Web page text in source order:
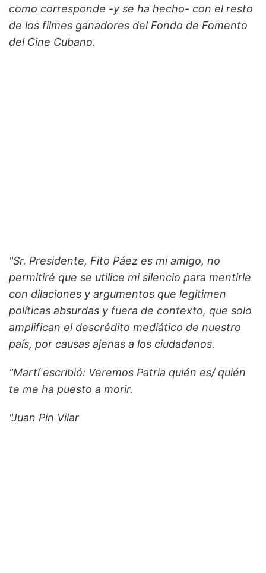
como corresponde -y se ha hecho- con el resto
de los filmes ganadores del Fondo de Fomento
del Cine Cubano.
"Sr. Presidente, Fito Páez es mi amigo, no
permitiré que se utilice mi silencio para mentirle
con dilaciones y argumentos que legitimen
políticas absurdas y fuera de contexto, que solo
amplifican el descrédito mediático de nuestro
país, por causas ajenas a los ciudadanos.
"Martí escribió: Veremos Patria quién es/ quién
te me ha puesto a morir.
"Juan Pin Vilar